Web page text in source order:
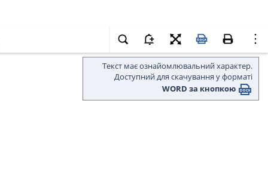
Текст має ознайомлювальний характер.
Доступний для скачування у форматі
WORD за кнопкою